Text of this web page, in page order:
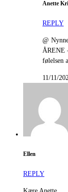
Anette
REPLY
@
ÅRENE
følelsen
11/11/
Ellen
REPLY